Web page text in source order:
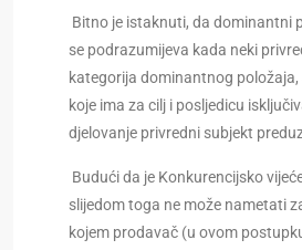
Bitno je istaknuti, da dominantni
se podrazumijeva kada neki
kategorija dominantnog
koje ima za cilj i posljedicu
djelovanje privredni subjekt
Budući da je Konkurencijsko
slijedom toga ne može nametati
kojem prodavač (u ovom